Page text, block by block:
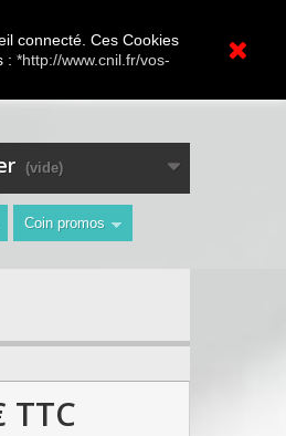
connecté. Ces Cookies
: *http://www.cnil.fr/vos-
Connexion
nous
(vide)
Coin promos
TTC